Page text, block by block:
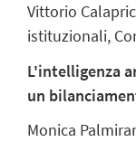
Vittorio
istituzionali,
L'intelligenza
un
Monica